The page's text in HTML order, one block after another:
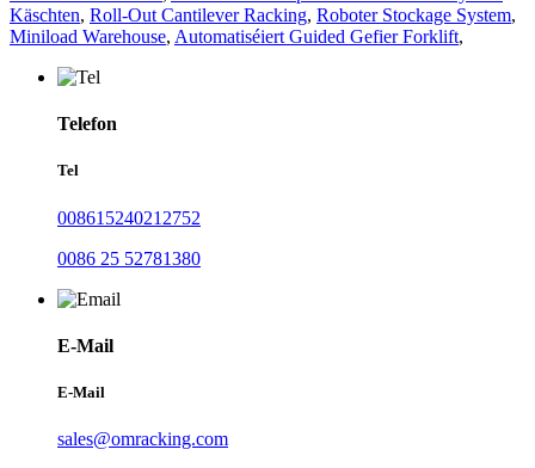
Käschten, Roll-Out Cantilever Racking, Roboter Stockage System,
Miniload Warehouse, Automatiséiert Guided Gefier Forklift,
Telefon
Tel
008615240212752
0086 25 52781380
E-Mail
E-Mail
sales@omracking.com